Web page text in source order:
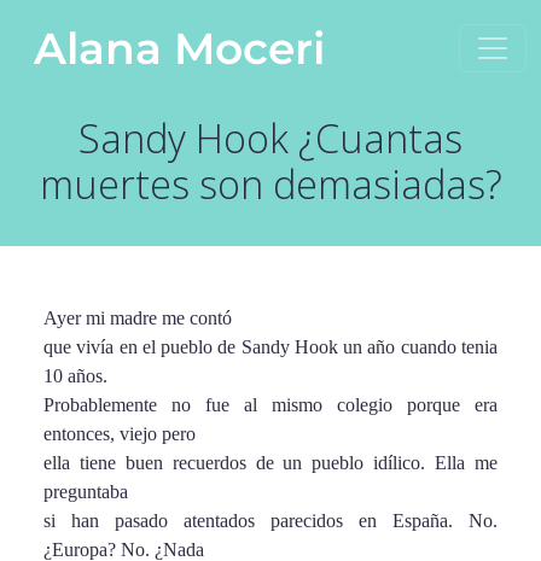
Navegación principal
Alana Moceri
Sandy Hook ¿Cuantas
muertes son demasiadas?
Ayer mi madre me contó
que vivía en el pueblo de Sandy Hook un año cuando tenia
10 años.
Probablemente no fue al mismo colegio porque era
entonces, viejo pero
ella tiene buen recuerdos de un pueblo idílico. Ella me
preguntaba
si han pasado atentados parecidos en España. No.
¿Europa? No. ¿Nada